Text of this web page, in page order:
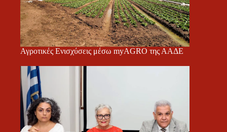
Αγροτικές Ενισχύσεις μέσω myAGRO της ΑΑΔΕ